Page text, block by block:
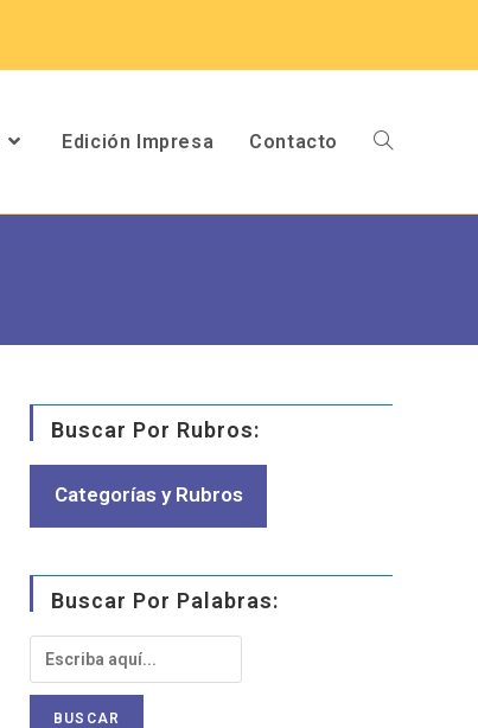
Edición Impresa Contacto
Buscar Por Rubros:
Categorías y Rubros
Buscar Por Palabras: